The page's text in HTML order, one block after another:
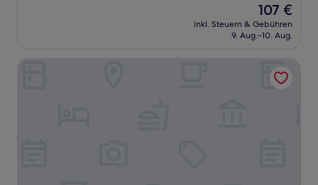
Der
Preis
beträgt
107 €
inkl. Steuern & Gebühren
9. Aug.–10. Aug.